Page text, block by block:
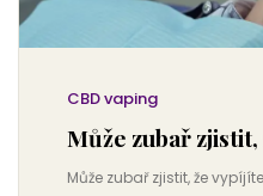
CBD vaping
Může zubař
Může zubař zjistit, že